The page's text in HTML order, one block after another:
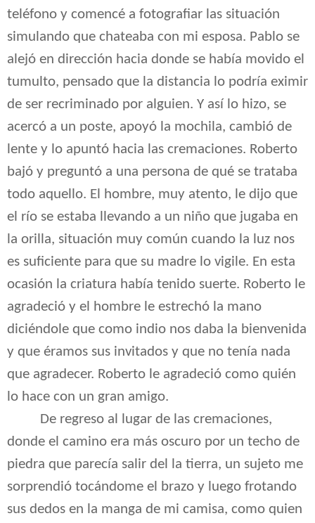
teléfono y comencé a fotografiar las situación
simulando que chateaba con mi esposa. Pablo se
alejó en dirección hacia donde se había movido el
tumulto, pensado que la distancia lo podría eximir
de ser recriminado por alguien. Y así lo hizo, se
acercó a un poste, apoyó la mochila, cambió de
lente y lo apuntó hacia las cremaciones. Roberto
bajó y preguntó a una persona de qué se trataba
todo aquello. El hombre, muy atento, le dijo que
el río se estaba llevando a un niño que jugaba en
la orilla, situación muy común cuando la luz nos
es suficiente para que su madre lo vigile. En esta
ocasión la criatura había tenido suerte. Roberto le
agradeció y el hombre le estrechó la mano
diciéndole que como indio nos daba la bienvenida
y que éramos sus invitados y que no tenía nada
que agradecer. Roberto le agradeció como quién
lo hace con un gran amigo.
De regreso al lugar de las cremaciones,
donde el camino era más oscuro por un techo de
piedra que parecía salir del la tierra, un sujeto me
sorprendió tocándome el brazo y luego frotando
sus dedos en la manga de mi camisa, como quien